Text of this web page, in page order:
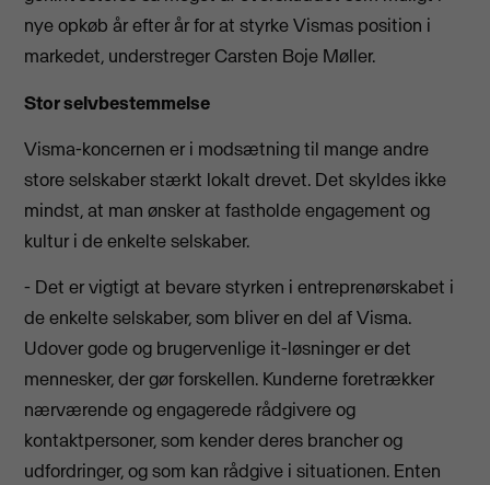
nye opkøb år efter år for at styrke Vismas position i
markedet, understreger Carsten Boje Møller.
Stor selvbestemmelse
Visma-koncernen er i modsætning til mange andre
store selskaber stærkt lokalt drevet. Det skyldes ikke
mindst, at man ønsker at fastholde engagement og
kultur i de enkelte selskaber.
- Det er vigtigt at bevare styrken i entreprenørskabet i
de enkelte selskaber, som bliver en del af Visma.
Udover gode og brugervenlige it-løsninger er det
mennesker, der gør forskellen. Kunderne foretrækker
nærværende og engagerede rådgivere og
kontaktpersoner, som kender deres brancher og
udfordringer, og som kan rådgive i situationen. Enten